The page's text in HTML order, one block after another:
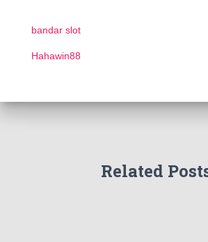
bandar slot
Hahawin88
Related